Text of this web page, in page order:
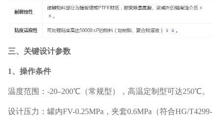
三、关键设计参数‌
1、操作条件‌
温度范围‌：-20–200℃（常规型），高温定制型可达250℃。
设计压力‌：罐内FV-0.25MPa，夹套0.6MPa（符合HG/T4299-